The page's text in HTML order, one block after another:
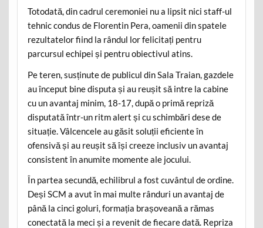
Totodată, din cadrul ceremoniei nu a lipsit nici staff-ul
tehnic condus de Florentin Pera, oamenii din spatele
rezultatelor fiind la rândul lor felicitați pentru
parcursul echipei și pentru obiectivul atins.
Pe teren, susținute de publicul din Sala Traian, gazdele
au început bine disputa și au reușit să intre la cabine
cu un avantaj minim, 18-17, după o primă repriză
disputată într-un ritm alert și cu schimbări dese de
situație. Vâlcencele au găsit soluții eficiente în
ofensivă și au reușit să își creeze inclusiv un avantaj
consistent în anumite momente ale jocului.
În partea secundă, echilibrul a fost cuvântul de ordine.
Deși SCM a avut în mai multe rânduri un avantaj de
până la cinci goluri, formația brașoveană a rămas
conectată la meci și a revenit de fiecare dată. Repriza